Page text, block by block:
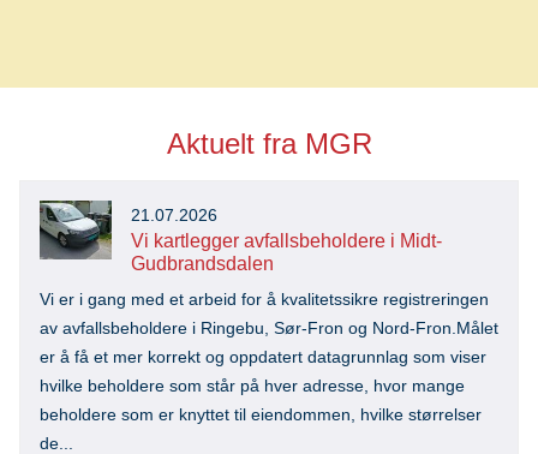
Aktuelt fra MGR
21.07.2026
Vi kartlegger avfallsbeholdere i Midt-
Gudbrandsdalen
Vi er i gang med et arbeid for å kvalitetssikre registreringen
av avfallsbeholdere i Ringebu, Sør-Fron og Nord-Fron.Målet
er å få et mer korrekt og oppdatert datagrunnlag som viser
hvilke beholdere som står på hver adresse, hvor mange
beholdere som er knyttet til eiendommen, hvilke størrelser
de...